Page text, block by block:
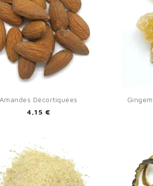
Aperçu rapide
Décortiquées
4,15 €